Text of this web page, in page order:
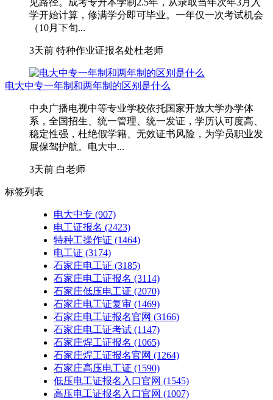
学开始计算，修满学分即可毕业。一年仅一次考试机会
（10月下旬...
3天前 特种作业证报名处杜老师
电大中专一年制和两年制的区别是什么
中央广播电视中等专业学校依托国家开放大学办学体
系，全国招生、统一管理、统一发证，学历认可度高、
稳定性强，杜绝假学籍、无效证书风险，为学员职业发
展保驾护航。电大中...
3天前 白老师
标签列表
电大中专 (907)
电工证报名 (2423)
特种工操作证 (1464)
电工证 (3174)
石家庄电工证 (3185)
石家庄电工证报名 (3114)
石家庄低压电工证 (2070)
石家庄电工证复审 (1469)
石家庄电工证报名官网 (3166)
石家庄电工证考试 (1147)
石家庄焊工证报名 (1065)
石家庄焊工证报名官网 (1264)
石家庄高压电工证 (1590)
低压电工证报名入口官网 (1545)
高压电工证报名入口官网 (1007)